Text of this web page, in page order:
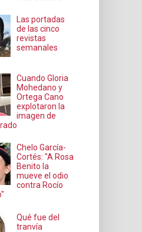
Las portadas
de las cinco
revistas
semanales
Cuando Gloria
Mohedano y
Ortega Cano
explotaron la
imagen de
Chelo García-
Cortés: "A Rosa
Benito la
mueve el odio
contra Rocío
Qué fue del
tranvía